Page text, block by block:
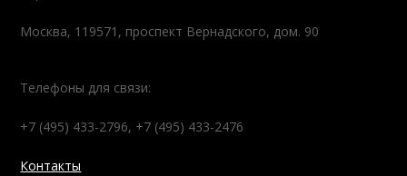
Москва, 119571, проспект Вернадского, дом. 90
Телефоны для связи:
+7 (495) 433-2796, +7 (495) 433-2476
Контакты